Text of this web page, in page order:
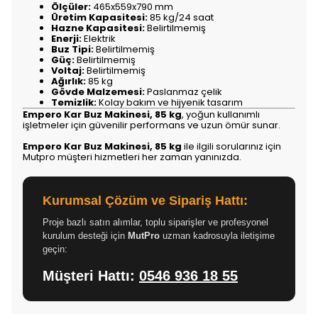
Ölçüler: 465x559x790 mm
Üretim Kapasitesi:85 kg/24 saat
Hazne Kapasitesi:Belirtilmemiş
Enerji:Elektrik
Buz Tipi:Belirtilmemiş
Güç:Belirtilmemiş
Voltaj:Belirtilmemiş
Ağırlık:85 kg
Gövde Malzemesi:Paslanmaz çelik
Temizlik:Kolay bakım ve hijyenik tasarım
Empero Kar Buz Makinesi, 85 kg, yoğun kullanımlı
işletmeler için güvenilir performans ve uzun ömür sunar.
Empero Kar Buz Makinesi, 85 kg ile ilgili sorularınız için
Mutpro müşteri hizmetleri her zaman yanınızda.
Kurumsal Çözüm ve Sipariş Hattı:
Proje bazlı satın alımlar, toplu siparişler ve profesyonel
kurulum desteği için MutPro uzman kadrosuyla iletişime
geçin:
Müşteri Hattı: 0546 936 18 55